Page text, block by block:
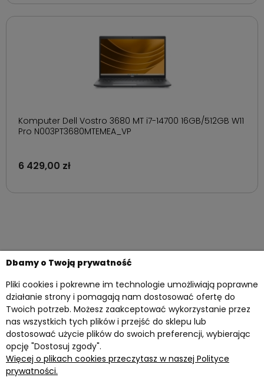
Komputer Dell Vostro 3680 MT i7-14700 16GB/512GB W11
Pro N003PT3680MTEMEA_VP
6 429,00 zł
Twoje konto
Dbamy o Twoją prywatność
Pliki cookies i pokrewne im technologie umożliwiają poprawne
działanie strony i pomagają nam dostosować ofertę do
Twoich potrzeb. Możesz zaakceptować wykorzystanie przez
nas wszystkich tych plików i przejść do sklepu lub
dostosować użycie plików do swoich preferencji, wybierając
opcję "Dostosuj zgody".
Więcej o plikach cookies przeczytasz w naszej Polityce
prywatności.